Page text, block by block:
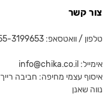
צור קשר
טלפון / וואטסאפ: 055-3199653
אימייל: info@chika.co.il
איסוף עצמי מחיפה: חביבה רייך 53,
נווה שאנן